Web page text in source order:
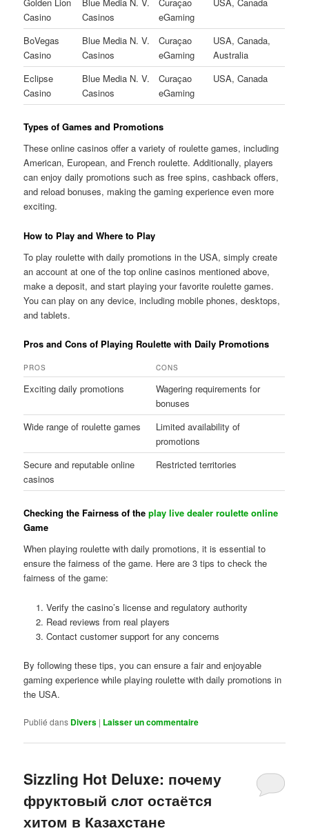
Casino
Casinos
eGaming
BoVegas
Casino
Blue Media N. V.
Casinos
Curaçao
eGaming
USA, Canada,
Australia
Eclipse
Casino
Blue Media N. V.
Casinos
Curaçao
eGaming
USA, Canada
Types of Games and Promotions
These online casinos offer a variety of roulette games, including
American, European, and French roulette. Additionally, players
can enjoy daily promotions such as free spins, cashback offers,
and reload bonuses, making the gaming experience even more
exciting.
How to Play and Where to Play
To play roulette with daily promotions in the USA, simply create
an account at one of the top online casinos mentioned above,
make a deposit, and start playing your favorite roulette games.
You can play on any device, including mobile phones, desktops,
and tablets.
Pros and Cons of Playing Roulette with Daily Promotions
PROS CONS
Exciting daily promotions
Wagering requirements for
bonuses
Wide range of roulette games
Limited availability of
promotions
Secure and reputable online
casinos
Restricted territories
Checking the Fairness of theplay live dealer roulette online
Game
When playing roulette with daily promotions, it is essential to
ensure the fairness of the game. Here are 3 tips to check the
fairness of the game:
Verify the casino’s license and regulatory authority
Read reviews from real players
Contact customer support for any concerns
By following these tips, you can ensure a fair and enjoyable
gaming experience while playing roulette with daily promotions in
the USA.
Publié dans Divers | Laisser un commentaire
Sizzling Hot Deluxe: почему
фруктовый слот остаётся
хитом в Казахстане